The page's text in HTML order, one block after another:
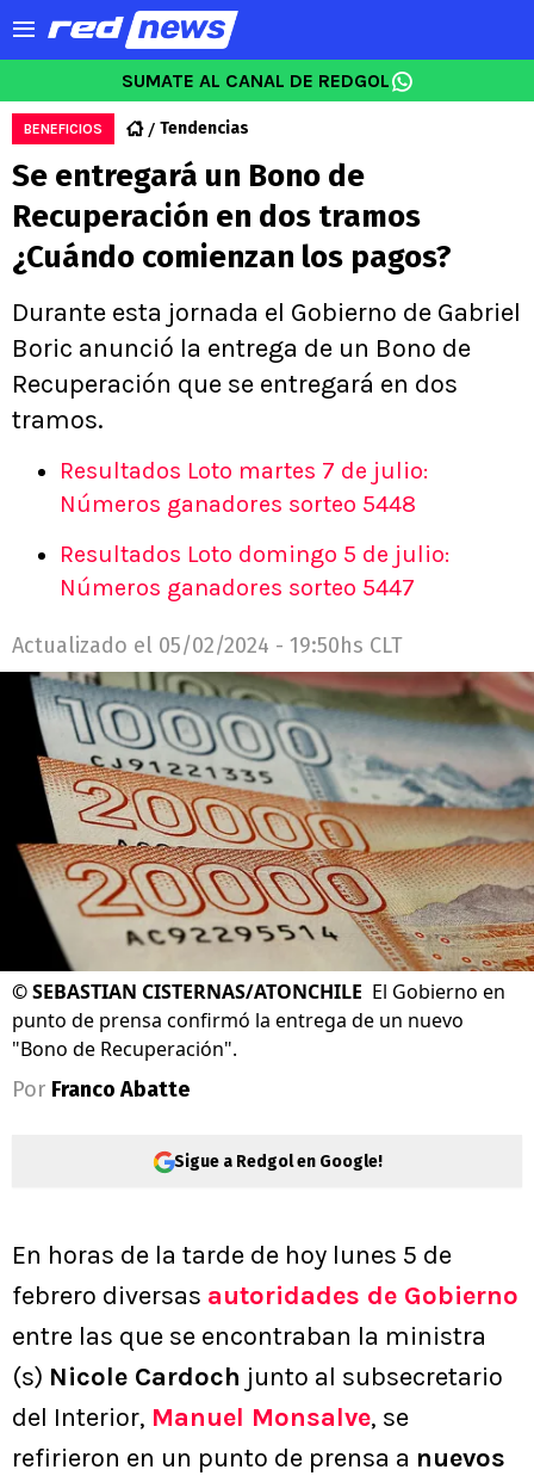
SUMATE AL CANAL DE REDGOL
BENEFICIOS Tendencias
Se entregará un Bono de
Recuperación en dos tramos
¿Cuándo comienzan los pagos?
Durante esta jornada el Gobierno de Gabriel
Boric anunció la entrega de un Bono de
Recuperación que se entregará en dos
tramos.
Resultados Loto martes 7 de julio:
Números ganadores sorteo 5448
Resultados Loto domingo 5 de julio:
Números ganadores sorteo 5447
Actualizado el 05/02/2024 - 19:50hs CLT
©SEBASTIAN CISTERNAS/ATONCHILE El Gobierno en
punto de prensa confirmó la entrega de un nuevo
"Bono de Recuperación".
Por Franco Abatte
Sigue a Redgol en Google!
En horas de la tarde de hoy lunes 5 de
febrero diversas autoridades de Gobierno
entre las que se encontraban la ministra
(s) Nicole Cardoch junto al subsecretario
del Interior, Manuel Monsalve, se
refirieron en un punto de prensa a nuevos